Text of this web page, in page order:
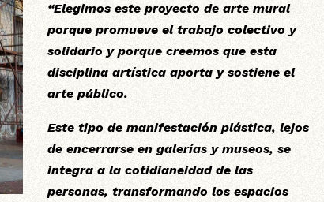
“Elegimos este proyecto de arte mural
porque promueve el trabajo colectivo y
solidario y porque creemos que esta
disciplina artística aporta y sostiene el
arte público.
Este tipo de manifestación plástica, lejos
de encerrarse en galerías y museos, se
integra a la cotidianeidad de las
personas, transformando los espacios